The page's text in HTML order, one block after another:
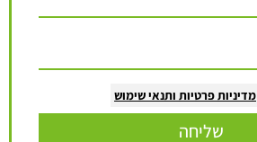
מדיניות פרטיות ותנאי שימוש
שליחה